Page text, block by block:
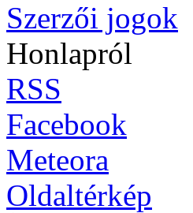
Szerzői jogok
Honlapról
RSS
Facebook
Meteora
Oldaltérkép